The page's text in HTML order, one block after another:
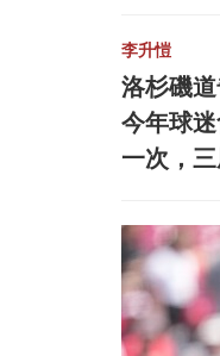
李升愷
洛杉磯
今年球
一次，